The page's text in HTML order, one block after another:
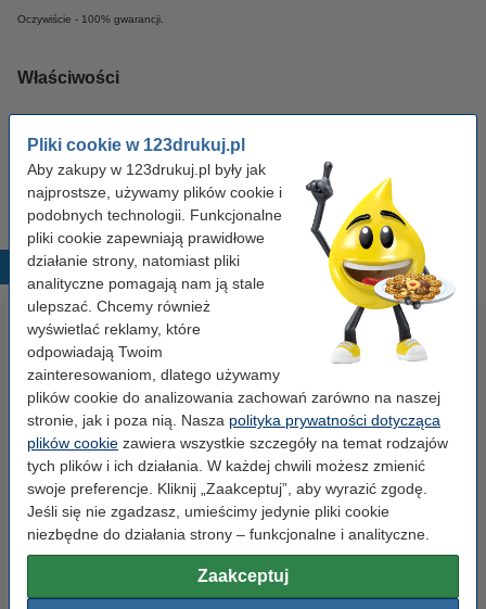
Pliki cookie w 123drukuj.pl
Aby zakupy w 123drukuj.pl były jak
najprostsze, używamy plików cookie i
podobnych technologii. Funkcjonalne
pliki cookie zapewniają prawidłowe
działanie strony, natomiast pliki
analityczne pomagają nam ją stale
ulepszać. Chcemy również
wyświetlać reklamy, które
odpowiadają Twoim
zainteresowaniom, dlatego używamy
plików cookie do analizowania zachowań zarówno na naszej
stronie, jak i poza nią. Nasza polityka prywatności dotycząca
plików cookie zawiera wszystkie szczegóły na temat rodzajów
tych plików i ich działania. W każdej chwili możesz zmienić
swoje preferencje. Kliknij „Zaakceptuj”, aby wyrazić zgodę.
Jeśli się nie zgadzasz, umieścimy jedynie pliki cookie
niezbędne do działania strony – funkcjonalne i analityczne.
Zaakceptuj
Oczywiście - 100% gwarancji.
Właściwości
Kolor: kolorowy
Popularne produkty
123drukuj zamiennik HP 53X
(Q7553X) toner czarny,
zwiększona pojemność
Lexmark 18C0034 (Nr 34) tusz
czarny, zwiększona pojemność,
wersja 123drukuj